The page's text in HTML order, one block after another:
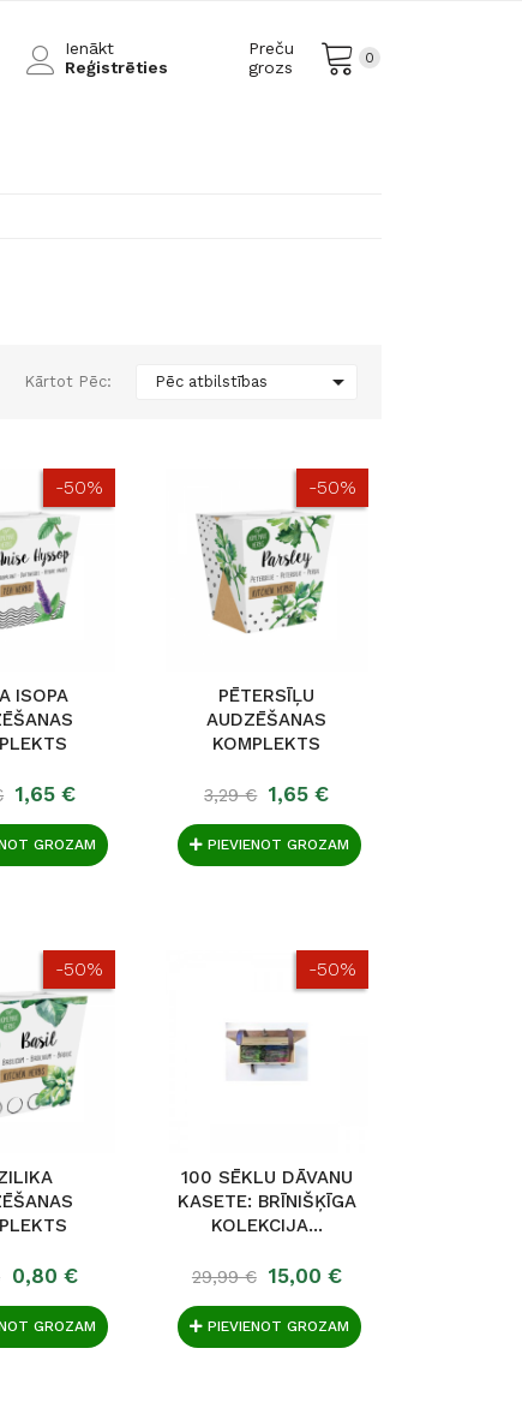
Preču
grozs
0
Ienākt
Reģistrēties
Kārtot Pēc: Pēc atbilstības 
-50%
ISOPA
1,65 €
GROZAM
-50%
PĒTERSĪĻU
AUDZĒŠANAS
KOMPLEKTS
3,29 € 1,65 €
PIEVIENOT GROZAM
-50%
0,80 €
GROZAM
-50%
100 SĒKLU DĀVANU
KASETE: BRĪNIŠĶĪGA
KOLEKCIJA...
29,99 € 15,00 €
PIEVIENOT GROZAM